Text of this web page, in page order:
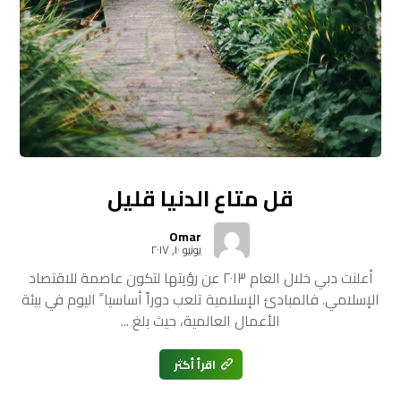
قل متاع الدنيا قليل
Omar
يونيو ١٠, ٢٠١٧
أعلنت دبي خلال العام ٢٠١٣ عن رؤيتها لتكون عاصمة للاقتصاد
الإسلامي. فالمبادئ الإسلامية تلعب دوراً أساسيا ً اليوم في بيئة
الأعمال العالمية، حيث بلغ ...
اقرأ أكثر